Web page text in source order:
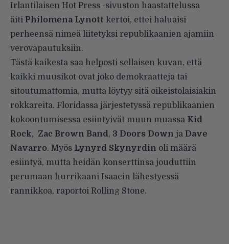
Irlantilaisen Hot Press -sivuston haastattelussa
äiti Philomena Lynott kertoi, ettei haluaisi
perheensä nimeä liitetyksi republikaanien ajamiin
verovapautuksiin.
Tästä kaikesta saa helposti sellaisen kuvan, että
kaikki muusikot ovat joko demokraatteja tai
sitoutumattomia, mutta löytyy sitä oikeistolaisiakin
rokkareita. Floridassa järjestetyssä republikaanien
kokoontumisessa esiintyivät muun muassa Kid
Rock, Zac Brown Band, 3 Doors Down ja Dave
Navarro. Myös Lynyrd Skynyrdin oli määrä
esiintyä, mutta heidän konserttinsa jouduttiin
perumaan hurrikaani Isaacin lähestyessä
rannikkoa, raportoi Rolling Stone.